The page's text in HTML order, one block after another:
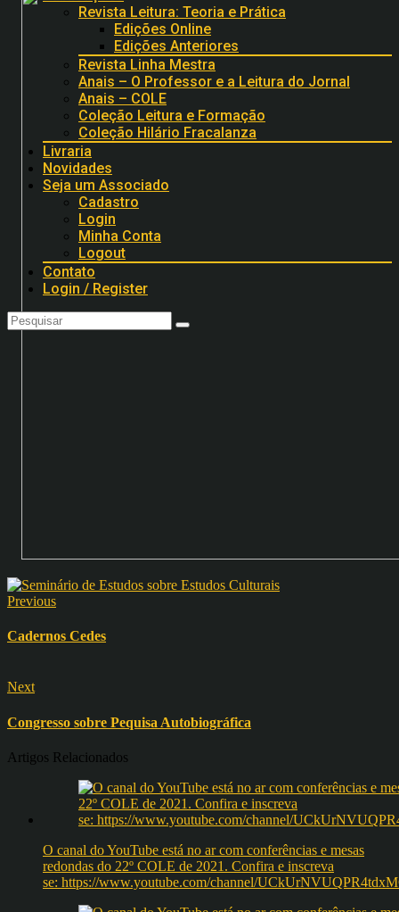
Revista Leitura: Teoria e Prática
Edições Online
Edições Anteriores
Revista Linha Mestra
Anais – O Professor e a Leitura do Jornal
Anais – COLE
Coleção Leitura e Formação
Coleção Hilário Fracalanza
Livraria
Novidades
Seja um Associado
Cadastro
Login
Minha Conta
Logout
Contato
Login / Register
Previous
Cadernos Cedes
Next
Congresso sobre Pequisa Autobiográfica
Artigos Relacionados
O canal do YouTube está no ar com conferências e mesas
redondas do 22º COLE de 2021. Confira e inscreva
se: https://www.youtube.com/channel/